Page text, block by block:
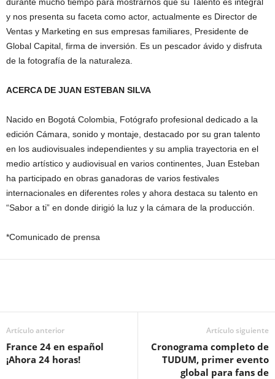
y nos presenta su faceta como actor, actualmente es Director de
Ventas y Marketing en sus empresas familiares, Presidente de
Global Capital, firma de inversión. Es un pescador ávido y disfruta
de la fotografía de la naturaleza.
ACERCA DE JUAN ESTEBAN SILVA
Nacido en Bogotá Colombia, Fotógrafo profesional dedicado a la
edición Cámara, sonido y montaje, destacado por su gran talento
en los audiovisuales independientes y su amplia trayectoria en el
medio artístico y audiovisual en varios continentes, Juan Esteban
ha participado en obras ganadoras de varios festivales
internacionales en diferentes roles y ahora destaca su talento en
“Sabor a ti” en donde dirigió la luz y la cámara de la producción.
*Comunicado de prensa
Artículo anterior
France 24 en español
¡Ahora 24 horas!
Artículo siguiente
Cronograma completo de
TUDUM, primer evento
global para fans de